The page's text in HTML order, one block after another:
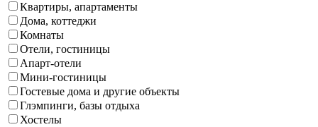
Квартиры, апартаменты
Дома, коттеджи
Комнаты
Отели, гостиницы
Апарт-отели
Мини-гостиницы
Гостевые дома и другие объекты
Глэмпинги, базы отдыха
Хостелы